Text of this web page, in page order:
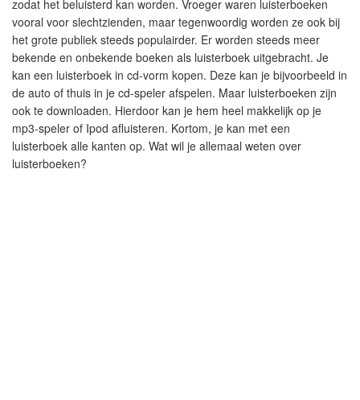
zodat het beluisterd kan worden. Vroeger waren luisterboeken
vooral voor slechtzienden, maar tegenwoordig worden ze ook bij
het grote publiek steeds populairder. Er worden steeds meer
bekende en onbekende boeken als luisterboek uitgebracht. Je
kan een luisterboek in cd-vorm kopen. Deze kan je bijvoorbeeld in
de auto of thuis in je cd-speler afspelen. Maar luisterboeken zijn
ook te downloaden. Hierdoor kan je hem heel makkelijk op je
mp3-speler of Ipod afluisteren. Kortom, je kan met een
luisterboek alle kanten op. Wat wil je allemaal weten over
luisterboeken?